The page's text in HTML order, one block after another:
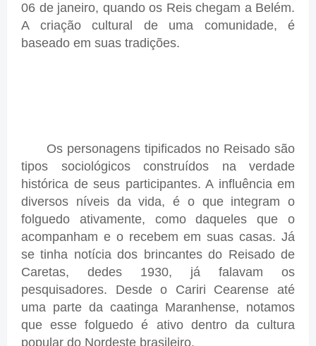
06 de janeiro, quando os Reis chegam a Belém.
A criação cultural de uma comunidade, é
baseado em suas tradições.
Os personagens tipificados no Reisado são
tipos sociológicos construídos na verdade
histórica de seus participantes. A influência em
diversos níveis da vida, é o que integram o
folguedo ativamente, como daqueles que o
acompanham e o recebem em suas casas. Já
se tinha notícia dos brincantes do Reisado de
Caretas, dedes 1930, já falavam os
pesquisadores. Desde o Cariri Cearense até
uma parte da caatinga Maranhense, notamos
que esse folguedo é ativo dentro da cultura
popular do Nordeste brasileiro.